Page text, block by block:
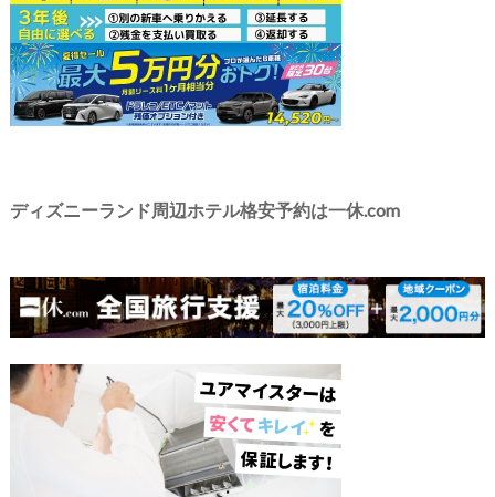
ディズニーランド周辺ホテル格安予約は一休.com